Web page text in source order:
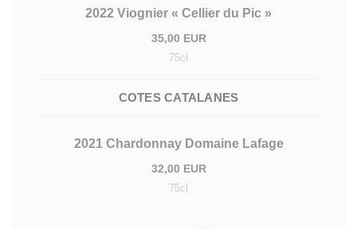
2022 Viognier « Cellier du Pic »
35,00 EUR
75cl
COTES CATALANES
2021 Chardonnay Domaine Lafage
32,00 EUR
75cl